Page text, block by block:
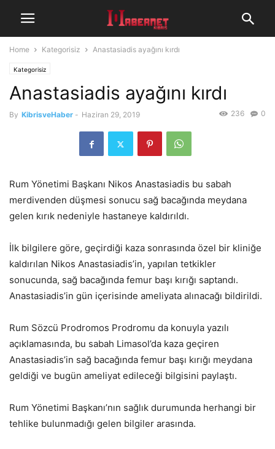
Home Kategorisiz Anastasiadis ayağını kırdı
Kategorisiz
Anastasiadis ayağını kırdı
By KibrisveHaber - Haziran 29, 2019 0
236
Rum Yönetimi Başkanı Nikos Anastasiadis bu sabah
merdivenden düşmesi sonucu sağ bacağında meydana
gelen kırık nedeniyle hastaneye kaldırıldı.
İlk bilgilere göre, geçirdiği kaza sonrasında özel bir kliniğe
kaldırılan Nikos Anastasiadis’in, yapılan tetkikler
sonucunda, sağ bacağında femur başı kırığı saptandı.
Anastasiadis’in gün içerisinde ameliyata alınacağı bildirildi.
Rum Sözcü Prodromos Prodromu da konuyla yazılı
açıklamasında, bu sabah Limasol’da kaza geçiren
Anastasiadis’in sağ bacağında femur başı kırığı meydana
geldiği ve bugün ameliyat edileceği bilgisini paylaştı.
Rum Yönetimi Başkanı’nın sağlık durumunda herhangi bir
tehlike bulunmadığı gelen bilgiler arasında.